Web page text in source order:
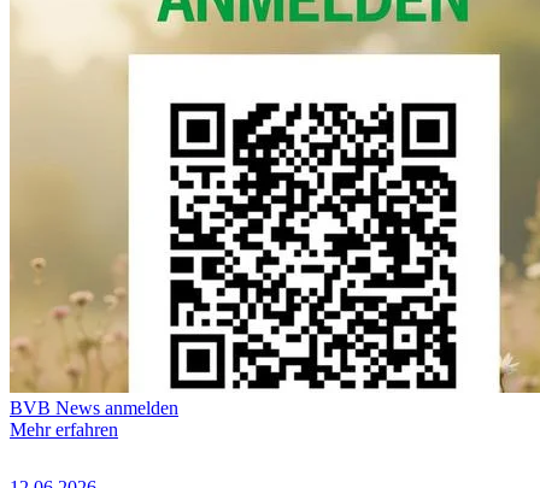
BVB News anmelden
Mehr erfahren